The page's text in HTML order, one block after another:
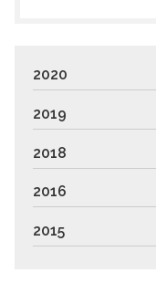
2020
2019
2018
2016
2015